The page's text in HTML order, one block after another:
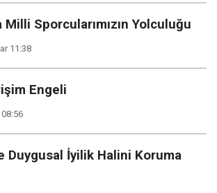
Sporcularımızın Yolculuğu
11:38
Engeli
Duygusal İyilik Halini Koruma